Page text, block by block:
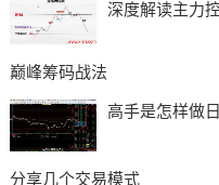
深度解读主力
巅峰筹码战法
高手是怎样做
分享几个交易模式